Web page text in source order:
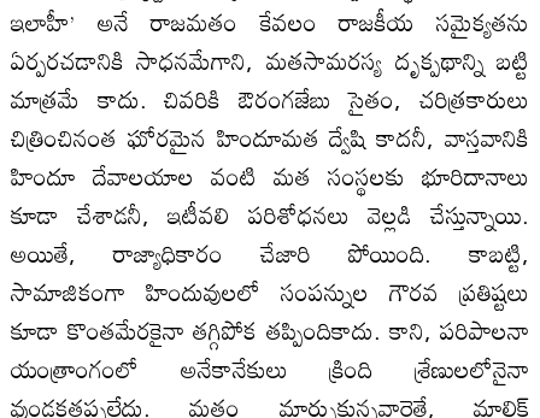
ఇలాహీ’ అనే రాజమతం కేవలం రాజకీయ సమైక్యతను
ఏర్పరచడానికి సాధనమేగాని, మతసామరస్య దృక్పథాన్ని బట్టి
మాత్రమే కాదు. చివరికి ఔరంగజేబు సైతం, చరిత్రకారులు
చిత్రించినంత ఘోరమైన హిందూమత ద్వేషి కాదనీ, వాస్తవానికి
హిందూ దేవాలయాల వంటి మత సంస్థలకు భూరిదానాలు
కూడా చేశాడనీ, ఇటీవలి పరిశోధనలు వెల్లడి చేస్తున్నాయి.
అయితే, రాజ్యాధికారం చేజారి పోయింది. కాబట్టి,
సామాజికంగా హిందువులలో సంపన్నుల గౌరవ ప్రతిష్టలు
కూడా కొంతమేరకైనా తగ్గిపోక తప్పిందికాదు. కాని, పరిపాలనా
యంత్రాంగంలో అనేకానేకులు క్రింది శ్రేణులలోనైనా
వుండకతప్పలేదు. మతం మార్చుకున్నవారైతే, మాలిక్‌